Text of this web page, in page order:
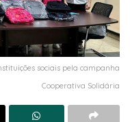
sociais pela campanha
Cooperativa Solidária